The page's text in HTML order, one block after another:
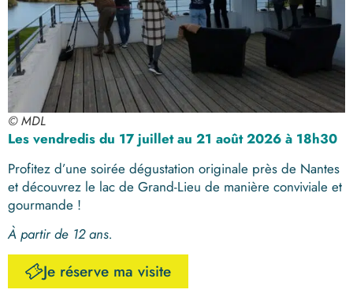
© MDL
Les vendredis du 17 juillet au 21 août 2026 à 18h30
Profitez d’une soirée dégustation originale près de Nantes
et découvrez le lac de Grand-Lieu de manière conviviale et
gourmande !
À partir de 12 ans.
Je réserve ma visite